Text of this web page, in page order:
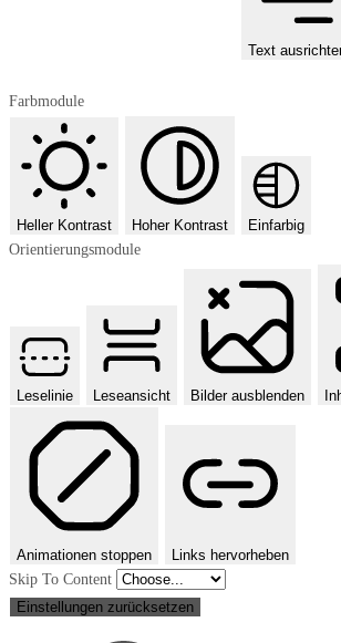
Text
Farbmodule
Heller Kontrast Hoher Kontrast
Einfarbig
Orientierungsmodule
Leselinie Leseansicht Bilder ausblenden
Animationen stoppen
Links hervorheben
Skip To Content
Einstellungen zurücksetzen